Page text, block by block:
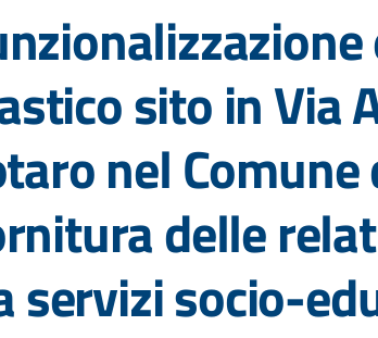
sito in Via
nel Comune
delle
servizi socio-